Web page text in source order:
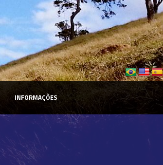
INFORMAÇÕES